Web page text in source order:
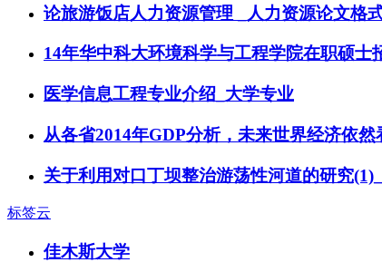
论旅游饭店人力资源管理 _人力资源论文格
14年华中科大环境科学与工程学院在职硕士
医学信息工程专业介绍_大学专业
从各省2014年GDP分析，未来世界经济依然
关于利用对口丁坝整治游荡性河道的研究
标签云
佳木斯大学